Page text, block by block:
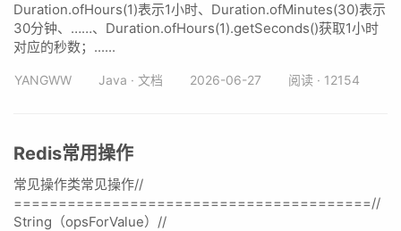
Duration.ofHours(1)表示1小时、Duration.ofMinutes(30)表示
30分钟、……、Duration.ofHours(1).getSeconds()获取1小时
对应的秒数；......
YANGWW Java · 文档 2026-06-27 阅读 · 12154
Redis常用操作
常见操作类常见操作//
========================================//
String（opsForValue）//